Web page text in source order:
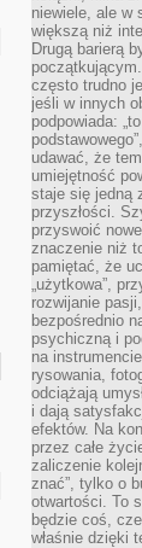
niewiele, ale w
większą niż
Drugą barierą
początkującym.
często trudno
jeśli w innych
podpowiada:
udawać, że
umiejętność
staje się jedną
przyszłości.
przyswoić
znaczenie niż
pamiętać, że
„użytkowa”,
rozwijanie
bezpośrednio
psychiczną i
na
rysowania,
odciążają
i dają
efektów. Na
przez całe
zaliczenie
znać”, tylko o
otwartości. To
będzie coś,
właśnie dzięki